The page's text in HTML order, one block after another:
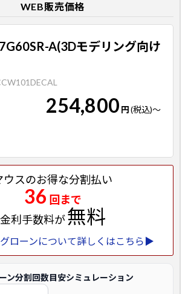
WEB販売価格
A(3Dモデリング向け
254,800 円(税込)～
ウスのお得な分割払い
36 回まで
金利手数料が無料
ローンについて詳しくはこちら▶
ン分割回数目安シミュレーション